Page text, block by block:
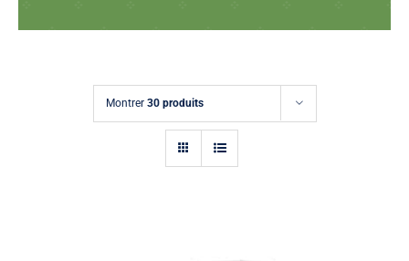
Montrer 30 produits